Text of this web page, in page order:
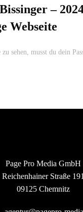
–
Webseite
sehen, musst du dein
Page Pro Media GmbH
Reichenhainer Straße 191
09125 Chemnitz